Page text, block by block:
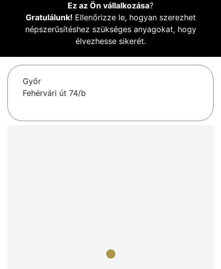
Ez az Ön vállalkozása?
Gratulálunk! Ellenőrizze le, hogyan szerezhet
népszerűsítéshez szükséges anyagokat, hogy
élvezhesse sikerét.
Győr
Fehérvári út 74/b